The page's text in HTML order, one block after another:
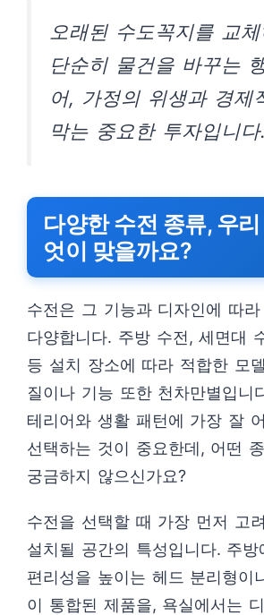
오래된 수도꼭지를 교
단순히 물건을 바꾸는
어, 가정의 위생과 경제
막는 중요한 투자입니다.
다양한 수전 종류, 우
엇이 맞을까요?
수전은 그 기능과 디자인에 따
다양합니다. 주방 수전, 세면대
등 설치 장소에 따라 적합한 모
질이나 기능 또한 천차만별입니
테리어와 생활 패턴에 가장 잘
선택하는 것이 중요한데, 어떤
궁금하지 않으신가요?
수전을 선택할 때 가장 먼저 고
설치될 공간의 특성입니다. 주방
편리성을 높이는 헤드 분리형이
이 통합된 제품을, 욕실에서는